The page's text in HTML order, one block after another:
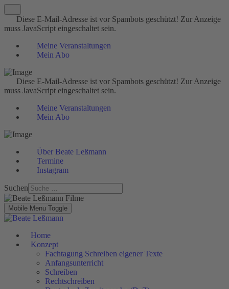
Diese E-Mail-Adresse ist vor Spambots geschützt! Zur Anzeige
muss JavaScript eingeschaltet sein.
Meine Veranstaltungen
Mein Abo
Diese E-Mail-Adresse ist vor Spambots geschützt! Zur Anzeige
muss JavaScript eingeschaltet sein.
Meine Veranstaltungen
Mein Abo
Über Beate Leßmann
Termine
Instagram
Suchen
Mobile Menu Toggle
Home
Konzept
Fachtagung Schreiben eigener Texte
Anfangsunterricht
Schreiben
Rechtschreiben